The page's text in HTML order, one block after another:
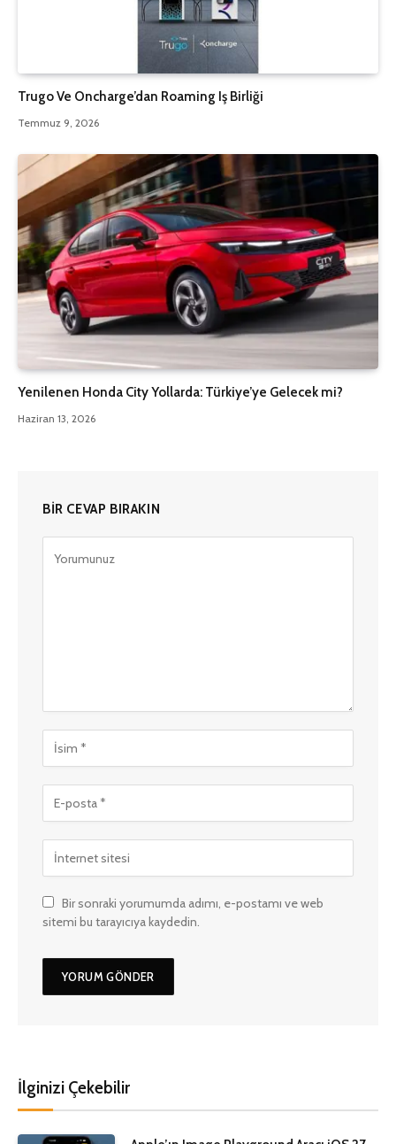
Trugo Ve Oncharge’dan Roaming Iş Birliği
Temmuz 9, 2026
Yenilenen Honda City Yollarda: Türkiye’ye Gelecek mi?
Haziran 13, 2026
BIR CEVAP BIRAKIN
Bir sonraki yorumumda adımı, e-postamı ve web
sitemi bu tarayıcıya kaydedin.
İlginizi Çekebilir